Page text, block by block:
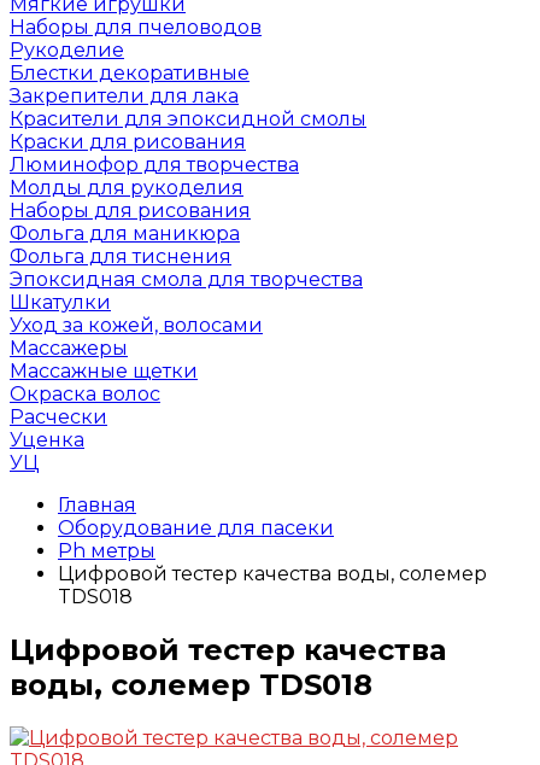
Наборы для пчеловодов
Рукоделие
Блестки декоративные
Закрепители для лака
Красители для эпоксидной смолы
Краски для рисования
Люминофор для творчества
Молды для рукоделия
Наборы для рисования
Фольга для маникюра
Фольга для тиснения
Эпоксидная смола для творчества
Шкатулки
Уход за кожей, волосами
Массажеры
Массажные щетки
Окраска волос
Расчески
Уценка
УЦ
Главная
Оборудование для пасеки
Ph метры
Цифровой тестер качества воды, солемер
TDS018
Цифровой тестер качества
воды, солемер TDS018